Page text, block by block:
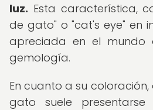
luz. Esta característica,
de gato" o "cat's eye" en
apreciada en el
gemología.
En cuanto a su
gato suele